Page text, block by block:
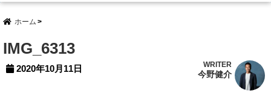
ホーム
IMG_6313
2020年10月11日 WRITER
今野健介